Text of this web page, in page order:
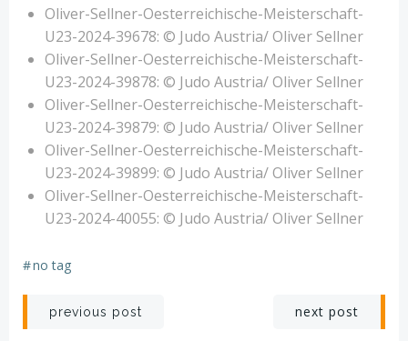
Oliver-Sellner-Oesterreichische-Meisterschaft-
U23-2024-39678: © Judo Austria/ Oliver Sellner
Oliver-Sellner-Oesterreichische-Meisterschaft-
U23-2024-39878: © Judo Austria/ Oliver Sellner
Oliver-Sellner-Oesterreichische-Meisterschaft-
U23-2024-39879: © Judo Austria/ Oliver Sellner
Oliver-Sellner-Oesterreichische-Meisterschaft-
U23-2024-39899: © Judo Austria/ Oliver Sellner
Oliver-Sellner-Oesterreichische-Meisterschaft-
U23-2024-40055: © Judo Austria/ Oliver Sellner
#no tag
Post
previous post next post